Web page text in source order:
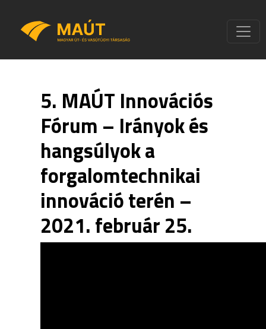
5. MAÚT Innovációs
Fórum – Irányok és
hangsúlyok a
forgalomtechnikai
innováció terén –
2021. február 25.